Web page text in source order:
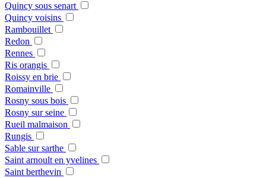
Quincy sous senart
Quincy voisins
Rambouillet
Redon
Rennes
Ris orangis
Roissy en brie
Romainville
Rosny sous bois
Rosny sur seine
Rueil malmaison
Rungis
Sable sur sarthe
Saint arnoult en yvelines
Saint berthevin